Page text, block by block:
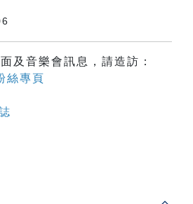
及音樂會訊息，請造訪：
絲專頁